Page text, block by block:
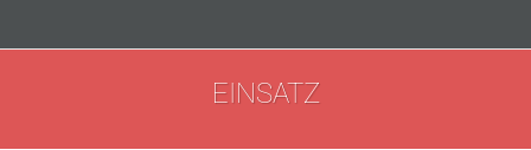
EINSATZ